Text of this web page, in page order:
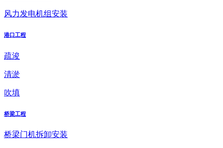
风力发电机组安装
港口工程
疏浚
清淤
吹填
桥梁工程
桥梁门机拆卸安装